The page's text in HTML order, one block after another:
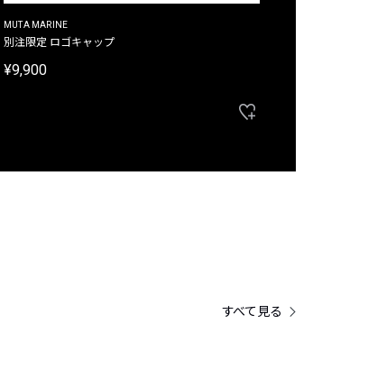
MUTA MARINE
別注限定 ロゴキャップ
¥9,900
すべて見る